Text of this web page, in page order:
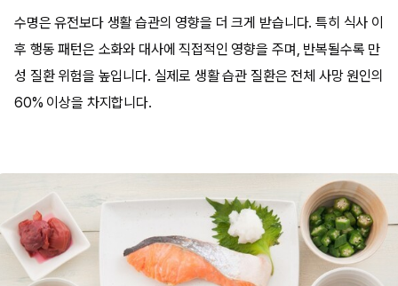
수명은 유전보다 생활 습관의 영향을 더 크게 받습니다. 특히 식사 이
후 행동 패턴은 소화와 대사에 직접적인 영향을 주며, 반복될수록 만
성 질환 위험을 높입니다. 실제로 생활 습관 질환은 전체 사망 원인의
60% 이상을 차지합니다.